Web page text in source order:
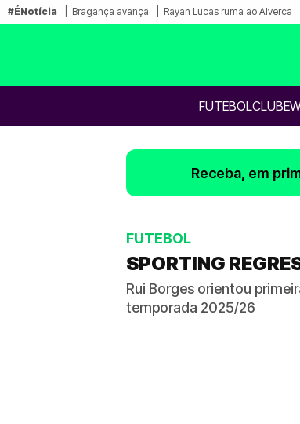
#ÉNotícia Bragança avança Rayan Lucas ruma ao Alverca
FUTEBOLCLUBE
Receba, em
FUTEBOL
SPORTING
Rui Borges orientou
temporada 2025/26